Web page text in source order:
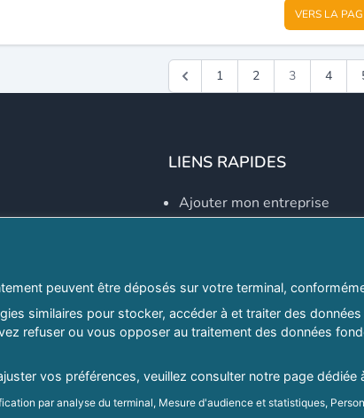
VERS LA
1 2 3 4
LIENS RAPIDES
Ajouter mon entreprise
Explorer par secteurs
Explorer par willayas
Le Guide D'Alger, guide-
Mentions légales| Conditions générales d'utilisation|Politique
peuvent être déposés sur votre terminal,
similaires pour stocker, accéder à et traiter des
refuser ou vous opposer au traitement des données
vos préférences, veuillez consulter notre page
par analyse du terminal, Mesure d'audience et statistiques,